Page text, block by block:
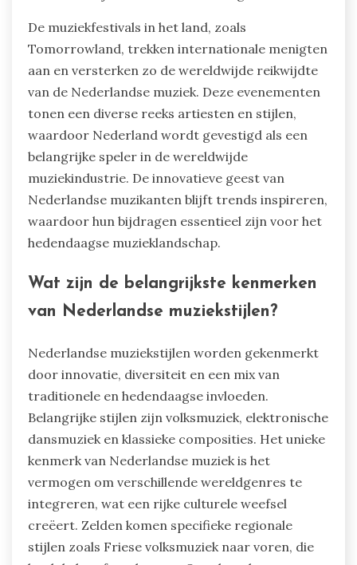
De muziekfestivals in het land, zoals
Tomorrowland, trekken internationale menigten
aan en versterken zo de wereldwijde reikwijdte
van de Nederlandse muziek. Deze evenementen
tonen een diverse reeks artiesten en stijlen,
waardoor Nederland wordt gevestigd als een
belangrijke speler in de wereldwijde
muziekindustrie. De innovatieve geest van
Nederlandse muzikanten blijft trends inspireren,
waardoor hun bijdragen essentieel zijn voor het
hedendaagse muzieklandschap.
Wat zijn de belangrijkste kenmerken
van Nederlandse muziekstijlen?
Nederlandse muziekstijlen worden gekenmerkt
door innovatie, diversiteit en een mix van
traditionele en hedendaagse invloeden.
Belangrijke stijlen zijn volksmuziek, elektronische
dansmuziek en klassieke composities. Het unieke
kenmerk van Nederlandse muziek is het
vermogen om verschillende wereldgenres te
integreren, wat een rijke culturele weefsel
creëert. Zelden komen specifieke regionale
stijlen zoals Friese volksmuziek naar voren, die